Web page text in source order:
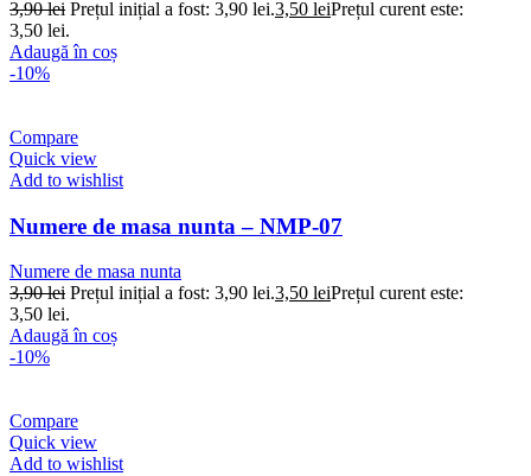
3,90lei Prețul inițial a fost: 3,90 lei.3,50 leiPrețul curent este:
3,50 lei.
Adaugă în coș
-10%
Compare
Quick view
Add to wishlist
Numere de masa nunta – NMP-07
Numere de masa nunta
3,90lei Prețul inițial a fost: 3,90 lei.3,50 leiPrețul curent este:
3,50 lei.
Adaugă în coș
-10%
Compare
Quick view
Add to wishlist